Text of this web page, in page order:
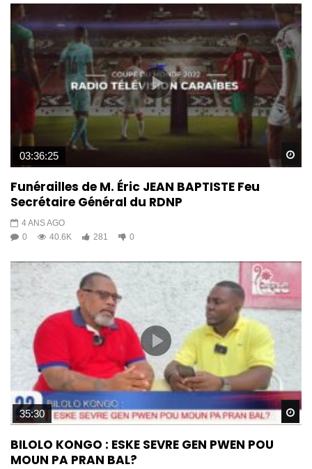
03:36:25
Funérailles de M. Éric JEAN BAPTISTE Feu
Secrétaire Général du RDNP
4 ANS AGO
0
40.6K 281 0
35:30
BILOLO KONGO : ESKE SEVRE GEN PWEN POU
MOUN PA PRAN BAL?